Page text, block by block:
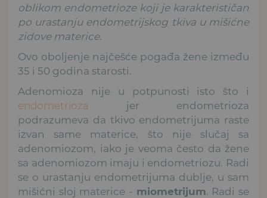
oblikom endometrioze koji je karakterističan
po urastanju endometrijskog tkiva u mišićne
zidove materice.
Ovo oboljenje najčešće pogađa žene između
35 i 50 godina starosti.
Adenomioza nije u potpunosti isto što i
endometrioza jer endometrioza
podrazumeva da tkivo endometrijuma raste
izvan same materice, što nije slučaj sa
adenomiozom, iako je veoma često da žene
sa adenomiozom imaju i endometriozu. Radi
se o urastanju endometrijuma dublje, u sam
mišićni sloj materice - miometrijum. Radi se